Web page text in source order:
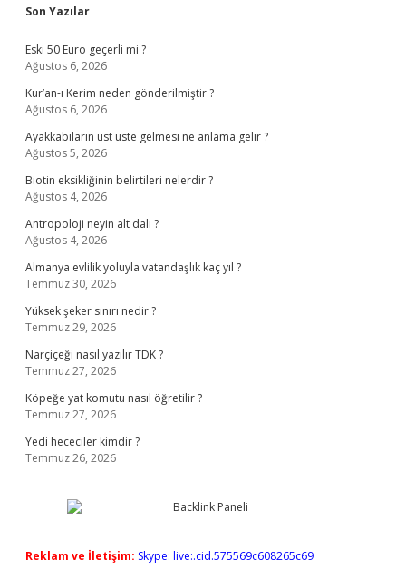
Sidebar
Son Yazılar
Eski 50 Euro geçerli mi ?
Ağustos 6, 2026
Kur’an-ı Kerim neden gönderilmiştir ?
Ağustos 6, 2026
Ayakkabıların üst üste gelmesi ne anlama gelir ?
Ağustos 5, 2026
Biotin eksikliğinin belirtileri nelerdir ?
Ağustos 4, 2026
Antropoloji neyin alt dalı ?
Ağustos 4, 2026
Almanya evlilik yoluyla vatandaşlık kaç yıl ?
Temmuz 30, 2026
Yüksek şeker sınırı nedir ?
Temmuz 29, 2026
Narçiçeği nasıl yazılır TDK ?
Temmuz 27, 2026
Köpeğe yat komutu nasıl öğretilir ?
Temmuz 27, 2026
Yedi hececiler kimdir ?
Temmuz 26, 2026
Reklam ve İletişim: Skype: live:.cid.575569c608265c69